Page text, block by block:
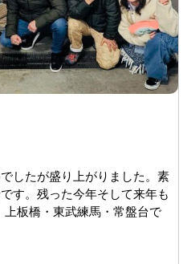
したが盛り上がりました。素
す。残った今年そして来年も
板橋・東武練馬・常盤台で